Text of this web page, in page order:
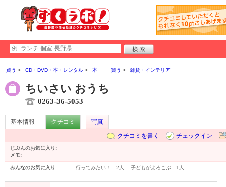
買う CD・DVD・本・レンタル 本 買う 雑貨・インテリア
ちいさい おうち
0263-36-5053
基本情報 クチコミ
写真
クチコミを書く
チェックイン
じぶんのお気に入り:
メモ:
みんなのお気に入り: 行ってみたい！… 2人 子どもがよろこぶ… 1人